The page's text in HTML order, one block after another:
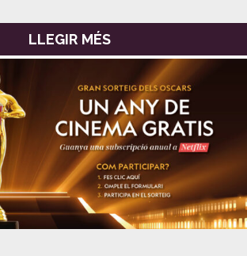
LLEGIR MÉS